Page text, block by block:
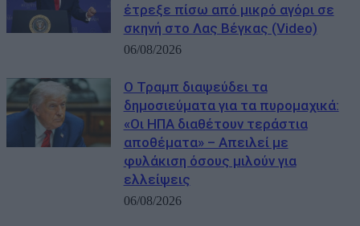
έτρεξε πίσω από μικρό αγόρι σε
σκηνή στο Λας Βέγκας (Video)
06/08/2026
Ο Τραμπ διαψεύδει τα
δημοσιεύματα για τα πυρομαχικά:
«Οι ΗΠΑ διαθέτουν τεράστια
αποθέματα» – Απειλεί με
φυλάκιση όσους μιλούν για
ελλείψεις
06/08/2026